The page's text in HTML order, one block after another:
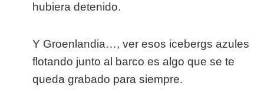
hubiera detenido.
Y Groenlandia…, ver esos icebergs azules
flotando junto al barco es algo que se te
queda grabado para siempre.